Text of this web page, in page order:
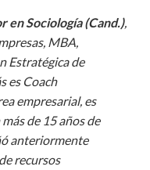
en Sociología (Cand.),
MBA,
Estratégica de
es Coach
empresarial, es
de 15 años de
anteriormente
recursos